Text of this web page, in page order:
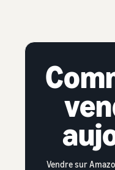
Vendre sur